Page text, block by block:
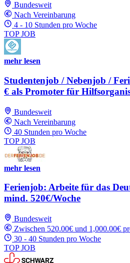
Bundesweit
Nach Vereinbarung
4 - 10 Stunden pro Woche
TOP JOB
mehr lesen
Studentenjob / Nebenjob /
€ als Promoter für
Bundesweit
Nach Vereinbarung
40 Stunden pro Woche
TOP JOB
mehr lesen
Ferienjob: Arbeite für das
mind. 520€/Woche
Bundesweit
Zwischen 520.00€ und 1,000.00€
30 - 40 Stunden pro Woche
TOP JOB